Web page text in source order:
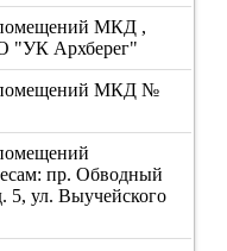
помещений МКД ,
"УК Архберег"
помещений МКД №
пр. Обводный
5, ул. Выучейского